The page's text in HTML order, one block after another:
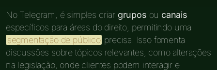
No Telegram, é simples criar grupos ou canais
específicos para áreas do direito, permitindo uma
segmentação de público precisa. Isso fomenta
discussões sobre tópicos relevantes, como alterações
na legislação, onde clientes podem interagir e